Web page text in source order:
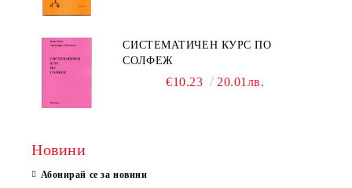
СИСТЕМАТИЧЕН КУРС ПО
СОЛФЕЖ
€10.23 20.01лв.
Новини
Абонирай се за новини